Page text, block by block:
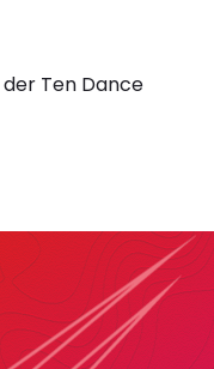
der Ten Dance